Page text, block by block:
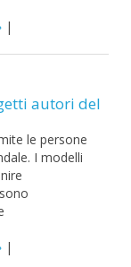
|
autori del
le persone
I modelli
|